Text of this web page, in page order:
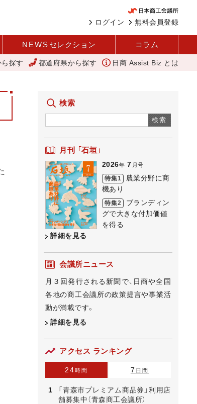
無料会員登録
ログイン
NEWS セレクション コラム
ったらいいね」を商品化 視点を変えて壁を越える女性経営者 西
探す 都道府県から探す 日商 Assist Biz とは
検索
検索
月刊 「石垣」
2026年 7 月号
特集1
農業分野に商
機あり
特集2
ブランディン
グで大きな付加価値
を得る
詳細を見る
会議所ニュース
月３回発行される新聞で、日商や全国
各地の商工会議所の政策提言や事業活
動が満載です。
詳細を見る
アクセス ランキング
24時間 7 日間
「青森市プレミアム商品券」利用店
舗募集中（青森商工会議所）